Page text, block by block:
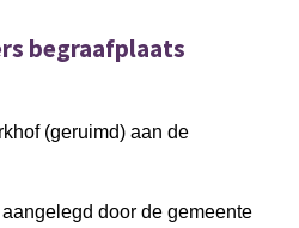
begraafplaats
(geruimd) aan de
door de gemeente